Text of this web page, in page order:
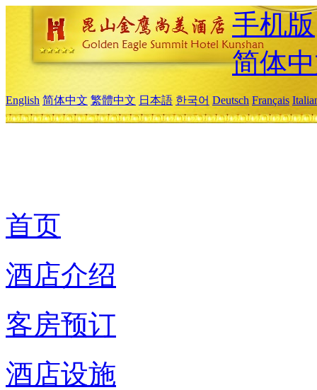
手机版
简体
English 简体中文 繁體中文 日本語 한국어 Deutsch Français
首页
酒店介绍
客房预订
酒店设施